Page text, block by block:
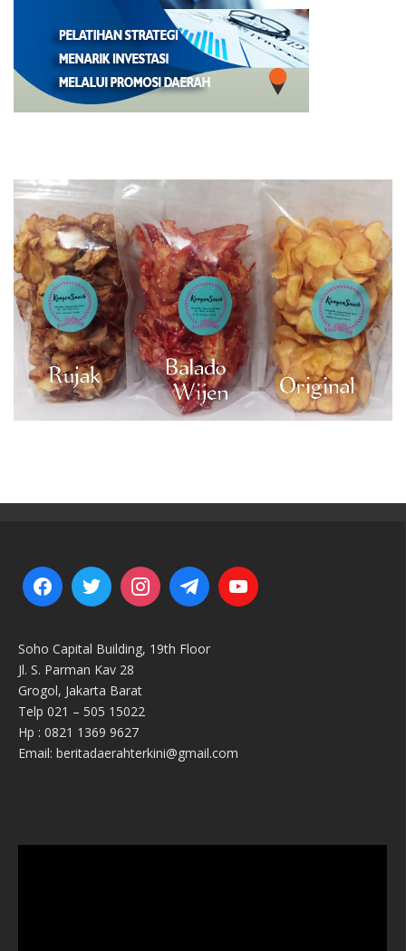
Soho Capital Building, 19th Floor
Jl. S. Parman Kav 28
Grogol, Jakarta Barat
Telp 021 – 505 15022
Hp : 0821 1369 9627
Email: beritadaerahterkini@gmail.com